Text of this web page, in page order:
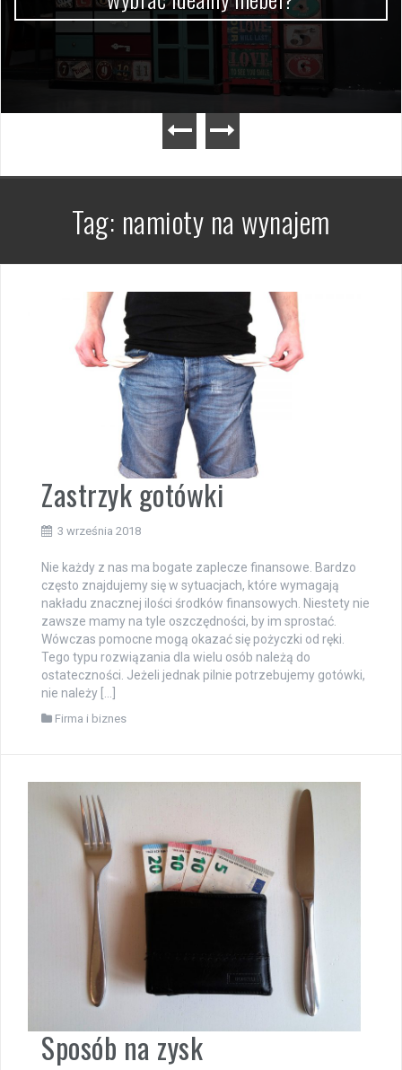
Tag: namioty na wynajem
Zastrzyk gotówki
3 września 2018
Nie każdy z nas ma bogate zaplecze finansowe. Bardzo
często znajdujemy się w sytuacjach, które wymagają
nakładu znacznej ilości środków finansowych. Niestety nie
zawsze mamy na tyle oszczędności, by im sprostać.
Wówczas pomocne mogą okazać się pożyczki od ręki.
Tego typu rozwiązania dla wielu osób należą do
ostateczności. Jeżeli jednak pilnie potrzebujemy gotówki,
nie należy […]
Firma i biznes
Sposób na zysk